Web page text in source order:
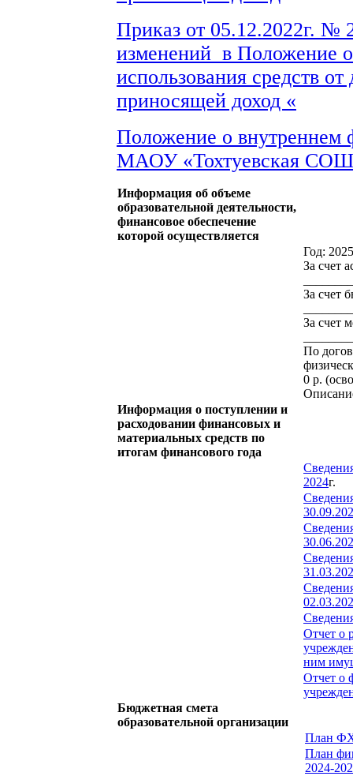
Приказ от 05.12.2022г. №
изменений в Положение
использования средств от
приносящей доход «
Положение о внутреннем
МАОУ «Тохтуевская
Информация об объеме
образовательной деятельности,
финансовое обеспечение
которой осуществляется
Год: 2025
За счет
За счет
За счет
По
0 р.
Информация о поступлении и
расходовании финансовых и
материальных средств по
итогам финансового года
2024г.
Отчет о
ним
Отчет о
Бюджетная смета
образовательной организации
План
План
2024-